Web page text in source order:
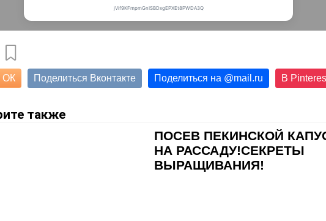
ОК Поделиться Вконтакте Поделиться на @mail.ru В
также
ПОСЕВ ПЕКИНСКОЙ
НА РАССАДУ!СЕКРЕТЫ
ВЫРАЩИВАНИЯ!